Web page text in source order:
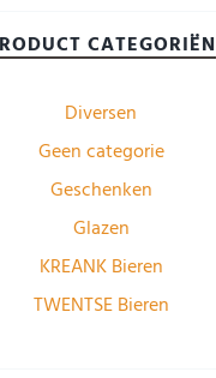
CATEGORIËN
Diversen
Geen categorie
Geschenken
Glazen
KREANK Bieren
TWENTSE Bieren